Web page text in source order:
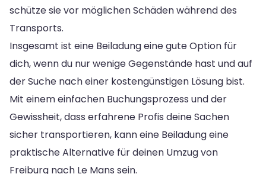
schütze sie vor möglichen Schäden während des
Transports.
Insgesamt ist eine Beiladung eine gute Option für
dich, wenn du nur wenige Gegenstände hast und auf
der Suche nach einer kostengünstigen Lösung bist.
Mit einem einfachen Buchungsprozess und der
Gewissheit, dass erfahrene Profis deine Sachen
sicher transportieren, kann eine Beiladung eine
praktische Alternative für deinen Umzug von
Freiburg nach Le Mans sein.